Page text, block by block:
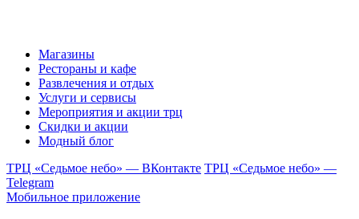
Магазины
Рестораны и кафе
Развлечения и отдых
Услуги и сервисы
Мероприятия и акции трц
Скидки и акции
Модный блог
ТРЦ «Седьмое небо» — ВКонтакте ТРЦ «Седьмое небо» —
Telegram
Мобильное приложение